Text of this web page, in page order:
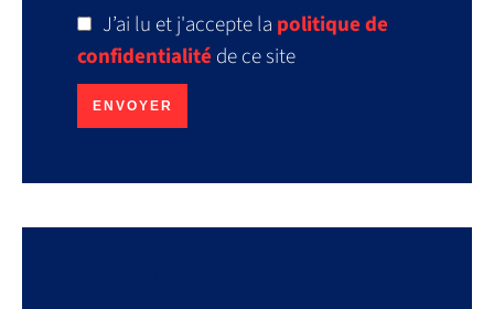
J’ai lu et j'accepte la politique de
confidentialitéde ce site
ENVOYER